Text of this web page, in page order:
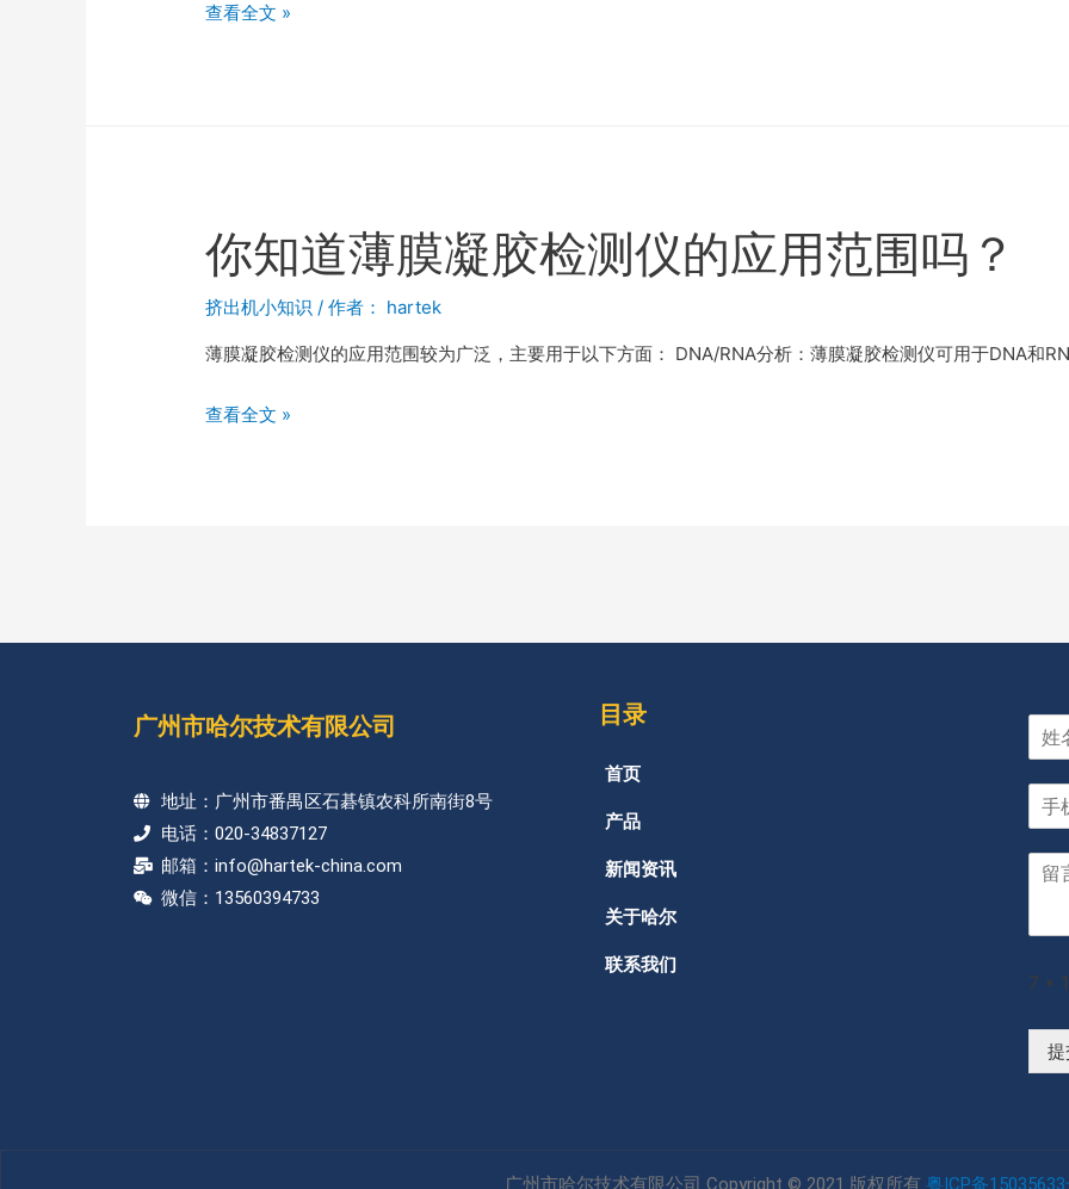
查看全文 »
你知道薄膜凝胶检测仪的应用范围吗？
挤出机小知识 / 作者： hartek
薄膜凝胶检测仪的应用范围较为广泛，主要用于以下方面： DNA/RNA分析：薄膜凝胶检测仪可用于DNA和
查看全文 »
广州市哈尔技术有限公司
地址：广州市番禺区石碁镇农科所南街8号
电话：020-34837127
邮箱：info@hartek-china.com
微信：13560394733
目录
首页
产品
新闻资讯
关于哈尔
联系我们
7 *
广州市哈尔技术有限公司 Copyright © 2021 版权所有 粤ICP备